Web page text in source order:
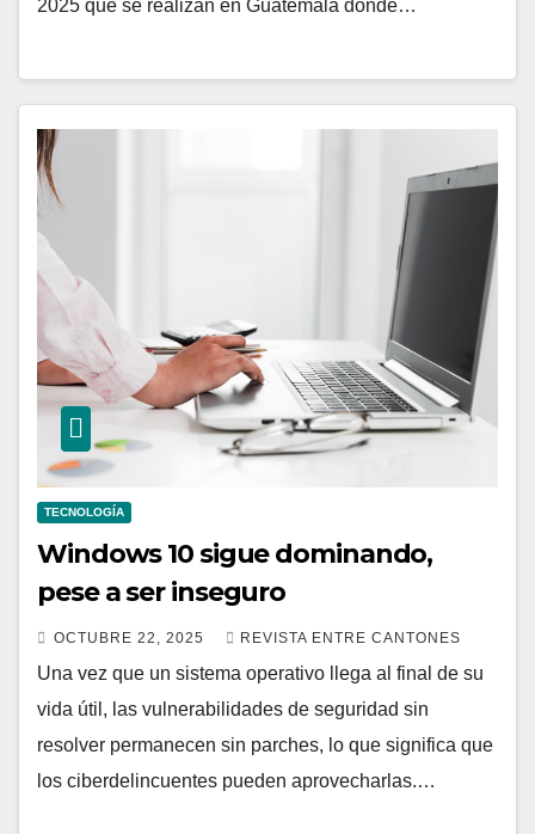
2025 que se realizan en Guatemala donde…
TECNOLOGÍA
Windows 10 sigue dominando,
pese a ser inseguro
OCTUBRE 22, 2025 REVISTA ENTRE CANTONES
Una vez que un sistema operativo llega al final de su
vida útil, las vulnerabilidades de seguridad sin
resolver permanecen sin parches, lo que significa que
los ciberdelincuentes pueden aprovecharlas.…